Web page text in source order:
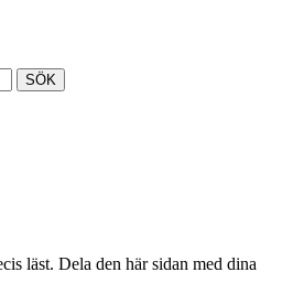
läst. Dela den här sidan med dina